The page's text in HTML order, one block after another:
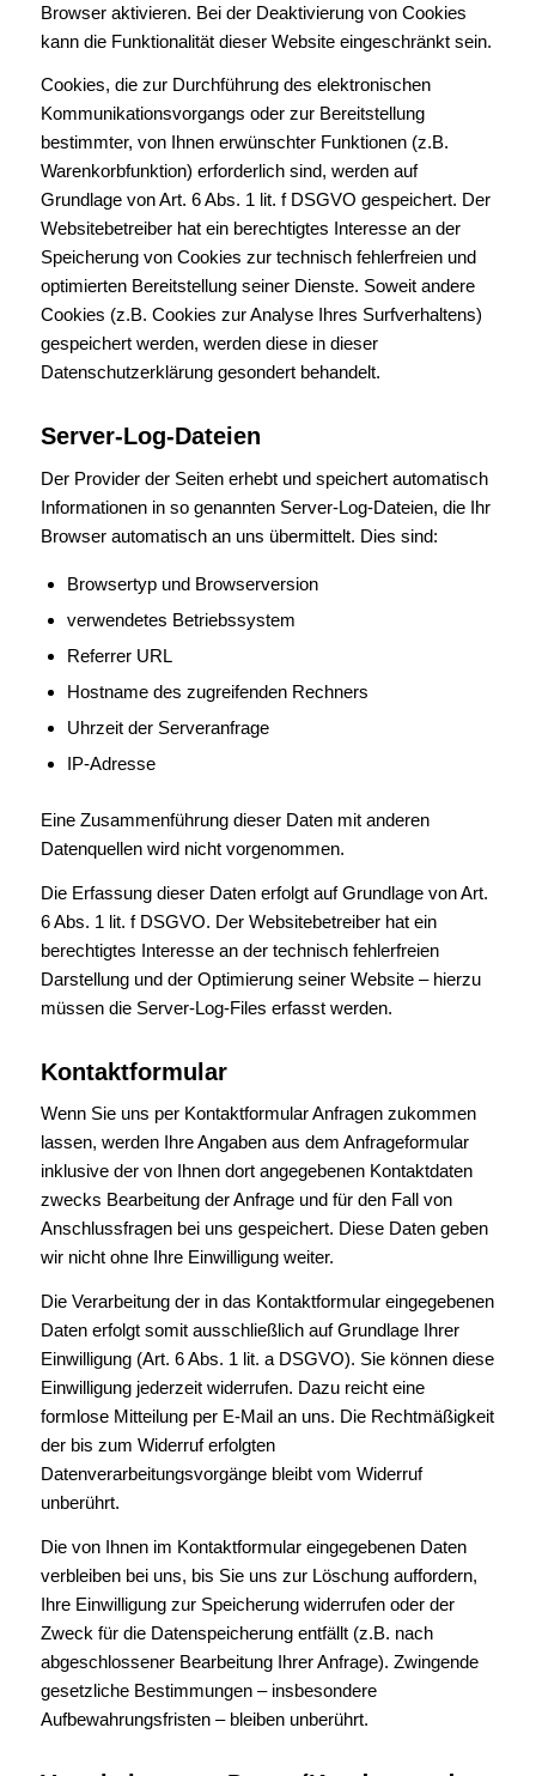
Browser aktivieren. Bei der Deaktivierung von Cookies
kann die Funktionalität dieser Website eingeschränkt sein.
Cookies, die zur Durchführung des elektronischen
Kommunikationsvorgangs oder zur Bereitstellung
bestimmter, von Ihnen erwünschter Funktionen (z.B.
Warenkorbfunktion) erforderlich sind, werden auf
Grundlage von Art. 6 Abs. 1 lit. f DSGVO gespeichert. Der
Websitebetreiber hat ein berechtigtes Interesse an der
Speicherung von Cookies zur technisch fehlerfreien und
optimierten Bereitstellung seiner Dienste. Soweit andere
Cookies (z.B. Cookies zur Analyse Ihres Surfverhaltens)
gespeichert werden, werden diese in dieser
Datenschutzerklärung gesondert behandelt.
Server-Log-Dateien
Der Provider der Seiten erhebt und speichert automatisch
Informationen in so genannten Server-Log-Dateien, die Ihr
Browser automatisch an uns übermittelt. Dies sind:
Browsertyp und Browserversion
verwendetes Betriebssystem
Referrer URL
Hostname des zugreifenden Rechners
Uhrzeit der Serveranfrage
IP-Adresse
Eine Zusammenführung dieser Daten mit anderen
Datenquellen wird nicht vorgenommen.
Die Erfassung dieser Daten erfolgt auf Grundlage von Art.
6 Abs. 1 lit. f DSGVO. Der Websitebetreiber hat ein
berechtigtes Interesse an der technisch fehlerfreien
Darstellung und der Optimierung seiner Website – hierzu
müssen die Server-Log-Files erfasst werden.
Kontaktformular
Wenn Sie uns per Kontaktformular Anfragen zukommen
lassen, werden Ihre Angaben aus dem Anfrageformular
inklusive der von Ihnen dort angegebenen Kontaktdaten
zwecks Bearbeitung der Anfrage und für den Fall von
Anschlussfragen bei uns gespeichert. Diese Daten geben
wir nicht ohne Ihre Einwilligung weiter.
Die Verarbeitung der in das Kontaktformular eingegebenen
Daten erfolgt somit ausschließlich auf Grundlage Ihrer
Einwilligung (Art. 6 Abs. 1 lit. a DSGVO). Sie können diese
Einwilligung jederzeit widerrufen. Dazu reicht eine
formlose Mitteilung per E-Mail an uns. Die Rechtmäßigkeit
der bis zum Widerruf erfolgten
Datenverarbeitungsvorgänge bleibt vom Widerruf
unberührt.
Die von Ihnen im Kontaktformular eingegebenen Daten
verbleiben bei uns, bis Sie uns zur Löschung auffordern,
Ihre Einwilligung zur Speicherung widerrufen oder der
Zweck für die Datenspeicherung entfällt (z.B. nach
abgeschlossener Bearbeitung Ihrer Anfrage). Zwingende
gesetzliche Bestimmungen – insbesondere
Aufbewahrungsfristen – bleiben unberührt.